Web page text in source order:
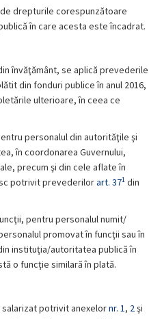
drepturile corespunzătoare
în care acesta este încadrat.
învăţământ, se aplică prevederile
din fonduri publice în anul 2016,
ulterioare, în ceea ce
personalul din autorităţile şi
în coordonarea Guvernului,
precum şi din cele aflate în
potrivit prevederilorart. 371 din
pentru personalul numit/
promovat în funcţii sau în
instituţia/autoritatea publică în
o funcţie similară în plată.
salarizat potrivit anexelornr. 1, 2şi